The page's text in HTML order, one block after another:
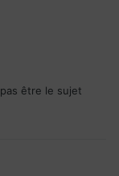
être le sujet